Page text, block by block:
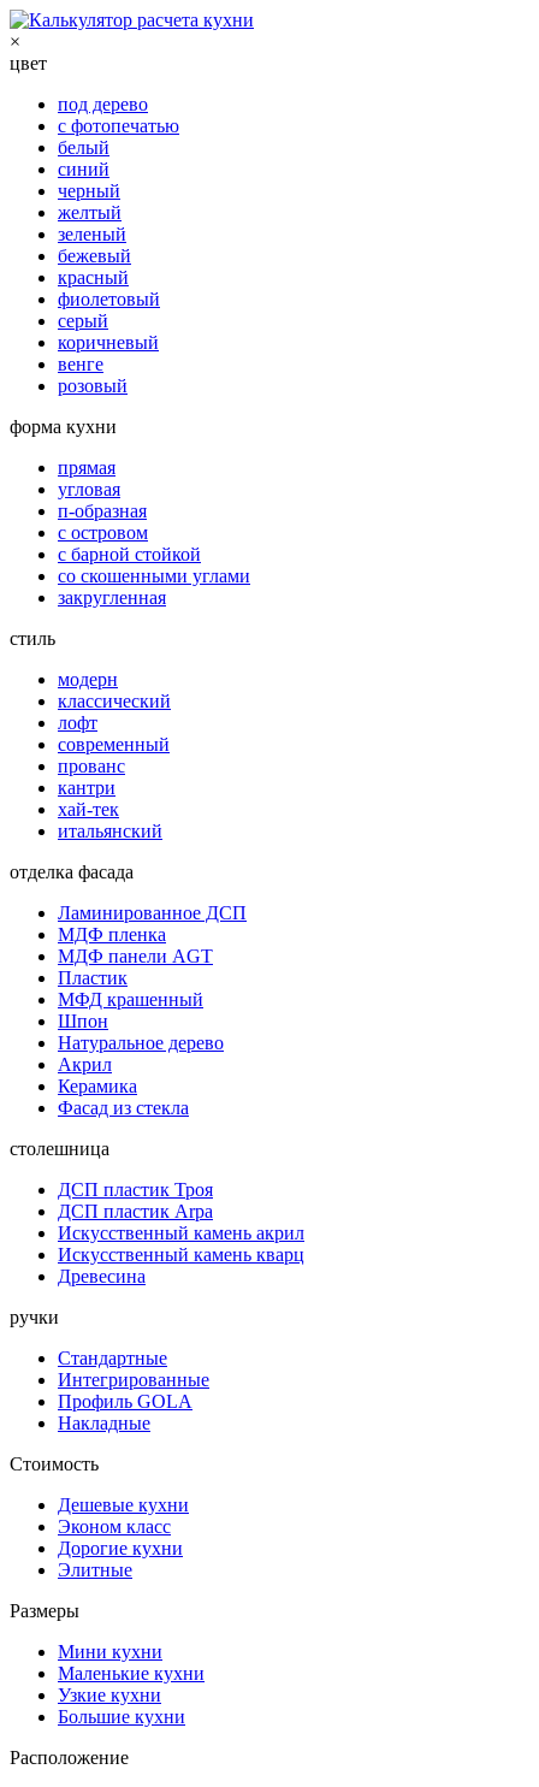
×
цвет
под дерево
с фотопечатью
белый
синий
черный
желтый
зеленый
бежевый
красный
фиолетовый
серый
коричневый
венге
розовый
форма кухни
прямая
угловая
п-образная
с островом
с барной стойкой
со скошенными углами
закругленная
стиль
модерн
классический
лофт
современный
прованс
кантри
хай-тек
итальянский
отделка фасада
Ламинированное ДСП
МДФ пленка
МДФ панели AGT
Пластик
МФД крашенный
Шпон
Натуральное дерево
Акрил
Керамика
Фасад из стекла
столешница
ДСП пластик Троя
ДСП пластик Arpa
Искусственный камень акрил
Искусственный камень кварц
Древесина
ручки
Стандартные
Интегрированные
Профиль GOLA
Накладные
Стоимость
Дешевые кухни
Эконом класс
Дорогие кухни
Элитные
Размеры
Мини кухни
Маленькие кухни
Узкие кухни
Большие кухни
Расположение